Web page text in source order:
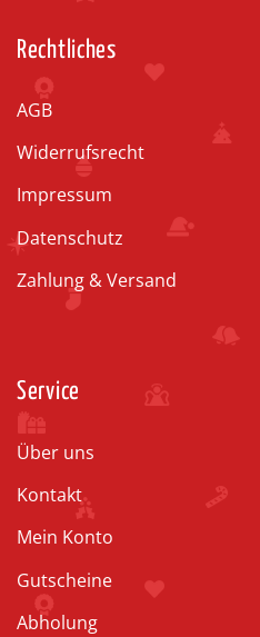
Rechtliches
AGB
Widerrufsrecht
Impressum
Datenschutz
Zahlung & Versand
Service
Über uns
Kontakt
Mein Konto
Gutscheine
Abholung